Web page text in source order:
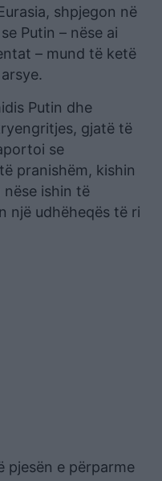
shpjegon në
Putin – nëse ai
– mund të ketë
Putin dhe
gjatë të
se
pranishëm, kishin
ishin të
një udhëheqës të ri
pjesën e përparme